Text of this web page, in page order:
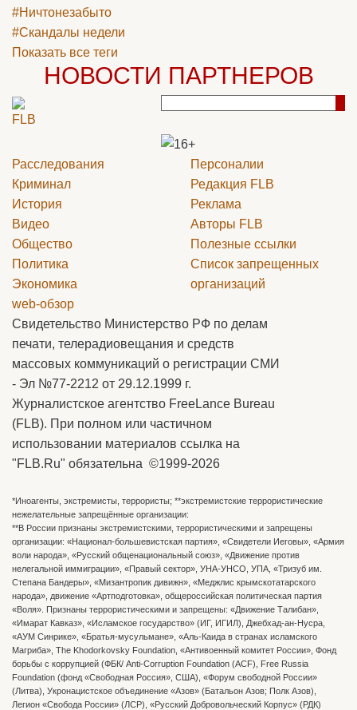
#Ничтонезабыто
#Скандалы недели
Показать все теги
НОВОСТИ ПАРТНЕРОВ
Расследования
Криминал
История
Видео
Общество
Политика
Экономика
web-обзор
Персоналии
Редакция FLB
Реклама
Авторы FLB
Полезные ссылки
Список запрещенных
организаций
Свидетельство Министерство РФ по делам
печати, телерадиовещания и средств
массовых коммуникаций о регистрации СМИ
- Эл №77-2212 от 29.12.1999 г.
Журналистское агентство FreeLance Bureau
(FLB). При полном или частичном
использовании материалов ссылка на
"FLB.Ru" обязательна ©1999-2026
*Иноагенты, экстремисты, террористы; **экстремистские террористические
нежелательные запрещённые организации:
**В России признаны экстремистскими, террористическими и запрещены
организации: «Национал-большевистская партия», «Свидетели Иеговы», «Армия
воли народа», «Русский общенациональный союз», «Движение против
нелегальной иммиграции», «Правый сектор», УНА-УНСО, УПА, «Тризуб им.
Степана Бандеры», «Мизантропик дивижн», «Меджлис крымскотатарского
народа», движение «Артподготовка», общероссийская политическая партия
«Воля». Признаны террористическими и запрещены: «Движение Талибан»,
«Имарат Кавказ», «Исламское государство» (ИГ, ИГИЛ), Джебхад-ан-Нусра,
«АУМ Синрике», «Братья-мусульмане», «Аль-Каида в странах исламского
Магриба», The Khodorkovsky Foundation, «Антивоенный комитет России», Фонд
борьбы с коррупцией (ФБК/ Anti-Corruption Foundation (ACF), Free Russia
Foundation (фонд «Свободная Россия», США), «Форум свободной России»
(Литва), Укронацистское объединение «Aзов» (Батальон Азов; Полк Азов),
Легион «Свобода России» (ЛСР), «Русский Добровольческий Корпус» (РДК)